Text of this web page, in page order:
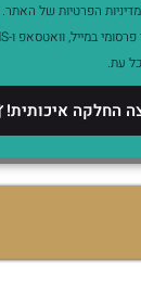
הפרטיות של האתר.
עת.
החלקה איכותית!